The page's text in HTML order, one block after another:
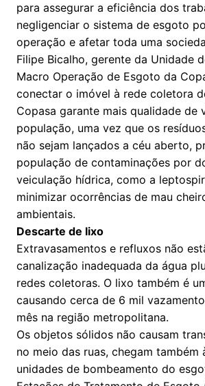
para assegurar a eficiência dos
negligenciar o sistema de esgoto
operação e afetar toda uma
Filipe Bicalho, gerente da Unidade
Macro Operação de Esgoto da
conectar o imóvel à rede coletora
Copasa garante mais qualidade de
população, uma vez que os
não sejam lançados a céu aberto,
população de contaminações por
veiculação hídrica, como a
minimizar ocorrências de mau
ambientais.
Descarte de lixo
Extravasamentos e refluxos não
canalização inadequada da água
redes coletoras. O lixo também é
causando cerca de 6 mil
mês na região metropolitana.
Os objetos sólidos não causam
no meio das ruas, chegam também
unidades de bombeamento do